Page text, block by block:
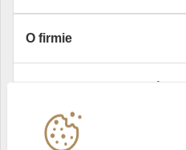
O firmie
Instytucje współpracujące